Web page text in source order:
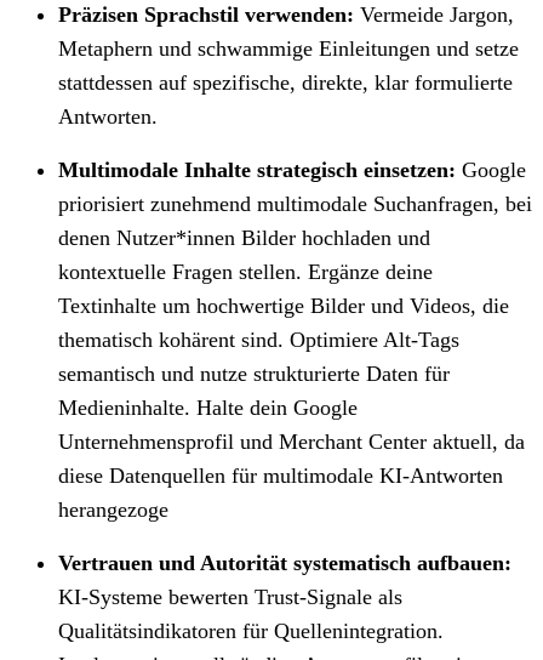
Präzisen Sprachstil verwenden: Vermeide Jargon,
Metaphern und schwammige Einleitungen und setze
stattdessen auf spezifische, direkte, klar formulierte
Antworten.
Multimodale Inhalte strategisch einsetzen: Google
priorisiert zunehmend multimodale Suchanfragen, bei
denen Nutzer*innen Bilder hochladen und
kontextuelle Fragen stellen. Ergänze deine
Textinhalte um hochwertige Bilder und Videos, die
thematisch kohärent sind. Optimiere Alt-Tags
semantisch und nutze strukturierte Daten für
Medieninhalte. Halte dein Google
Unternehmensprofil und Merchant Center aktuell, da
diese Datenquellen für multimodale KI-Antworten
herangezoge
Vertrauen und Autorität systematisch aufbauen:
KI-Systeme bewerten Trust-Signale als
Qualitätsindikatoren für Quellenintegration.